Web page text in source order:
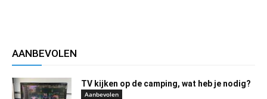
AANBEVOLEN
TV kijken op de camping, wat heb je nodig?
Aanbevolen